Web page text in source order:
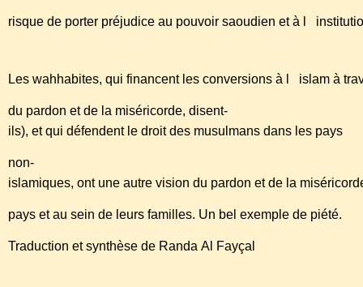
risque de porter préjudice au pouvoir saoudien et à l
Les wahhabites, qui financent les conversions à l islam à
du pardon et de la miséricorde, disent-
ils), et qui défendent le droit des musulmans dans les pays
non-
islamiques, ont une autre vision du pardon et de la
pays et au sein de leurs familles. Un bel exemple de piété.
Traduction et synthèse de Randa Al Fayçal